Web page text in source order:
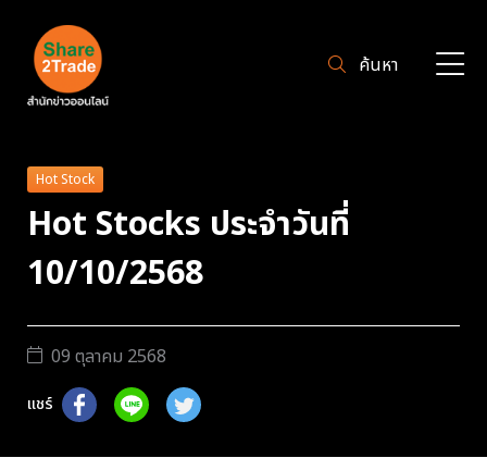
ค้นหา
Hot Stock
Hot Stocks ประจำวันที่
10/10/2568
09 ตุลาคม 2568
แชร์